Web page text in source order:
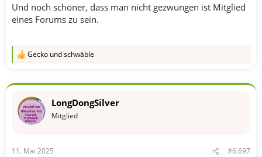
Und noch schöner, dass man nicht gezwungen ist Mitglied
eines Forums zu sein.
R
k
o
:
Gecko undschwäble
LongDongSilver
Mitglied
11. Mai 2025 #6.697